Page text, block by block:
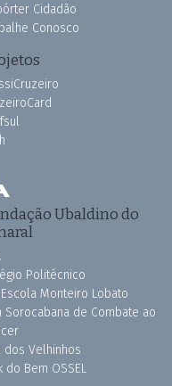
Cidadão
Conosco
Ubaldino do
Politécnico
Monteiro Lobato
Sorocabana de Combate ao
dos Velhinhos
do Bem OSSEL